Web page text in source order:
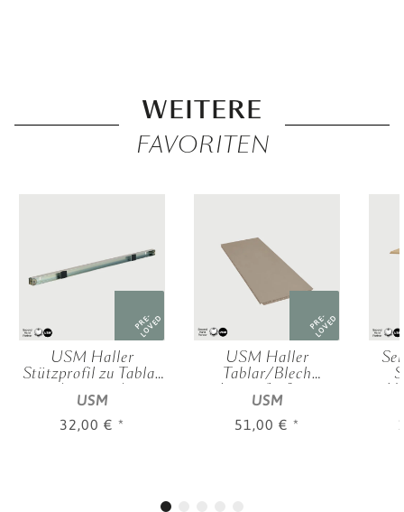
WEITERE
FAVORITEN
PRE-
LOVED
USM Haller
Stützprofil zu Tablar
(500 mm)
USM
32,00 € *
PRE-
LOVED
USM Haller
Tablar/Blech
verkürzt, für "75x35
cm", verschied.
Farben
USM
51,00 € *